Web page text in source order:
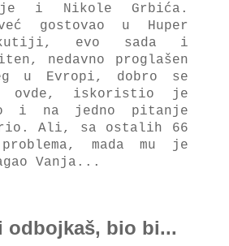
i Nikole Grbića.
gostovao u Huper
kutiji, evo sada i
nedavno proglašen
u Evropi, dobro se
ovde, iskoristio je
i na jedno pitanje
Ali, sa ostalih 66
mada mu je
Vanja...
odbojkaš, bio bi...